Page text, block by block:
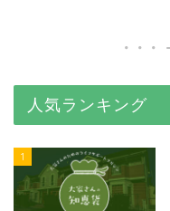
人気ランキング
1